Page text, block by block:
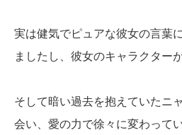
実は健気でピュアな彼女の言葉
ましたし、彼女のキャラクター
そして暗い過去を抱えていたニ
会い、愛の力で徐々に変わって